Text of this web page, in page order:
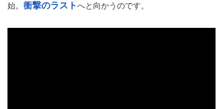
始。 衝撃のラストへと向かうのです。